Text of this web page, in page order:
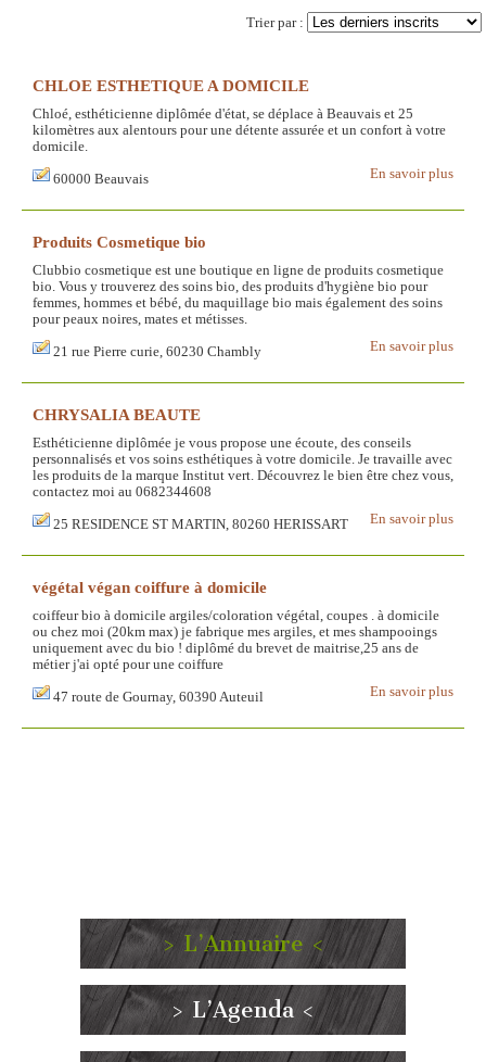
Trier par :
CHLOE ESTHETIQUE A DOMICILE
Chloé, esthéticienne diplômée d'état, se déplace à Beauvais et 25
kilomètres aux alentours pour une détente assurée et un confort à votre
domicile.
En savoir plus
60000 Beauvais
Produits Cosmetique bio
Clubbio cosmetique est une boutique en ligne de produits cosmetique
bio. Vous y trouverez des soins bio, des produits d'hygiène bio pour
femmes, hommes et bébé, du maquillage bio mais également des soins
pour peaux noires, mates et métisses.
En savoir plus
21 rue Pierre curie, 60230 Chambly
CHRYSALIA BEAUTE
Esthéticienne diplômée je vous propose une écoute, des conseils
personnalisés et vos soins esthétiques à votre domicile. Je travaille avec
les produits de la marque Institut vert. Découvrez le bien être chez vous,
contactez moi au 0682344608
En savoir plus
25 RESIDENCE ST MARTIN, 80260 HERISSART
végétal végan coiffure à domicile
coiffeur bio à domicile argiles/coloration végétal, coupes . à domicile
ou chez moi (20km max) je fabrique mes argiles, et mes shampooings
uniquement avec du bio ! diplômé du brevet de maitrise,25 ans de
métier j'ai opté pour une coiffure
En savoir plus
47 route de Gournay, 60390 Auteuil
> L’Annuaire <
> L’Agenda <